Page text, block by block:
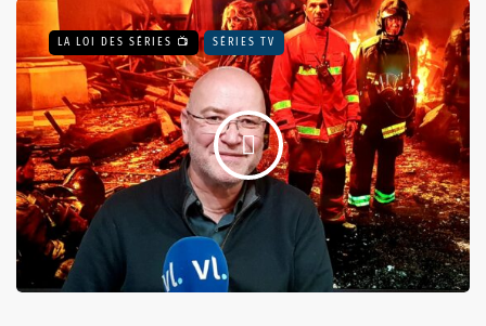
LA LOI DES SÉRIES 📺 SÉRIES TV